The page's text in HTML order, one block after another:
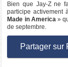
Bien que Jay-Z ne
participe activement
Made in America»
de septembre.
Partager sur